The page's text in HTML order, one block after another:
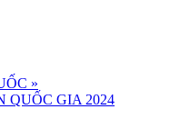
»
QUỐC GIA 2024